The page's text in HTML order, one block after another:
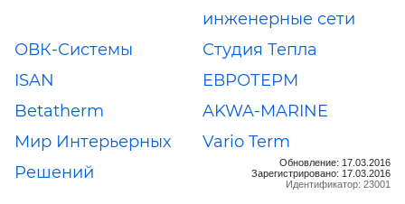
инженерные сети
ОВК-Системы
Студия Тепла
ISAN
ЕВРОТЕРМ
Betatherm
AKWA-MARINE
Мир Интерьерных
Решений
Vario Term
Обновление: 17.03.2016
Зарегистрировано: 17.03.2016
Идентификатор: 23001